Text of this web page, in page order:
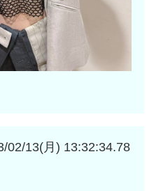
02/13(月) 13:32:34.78